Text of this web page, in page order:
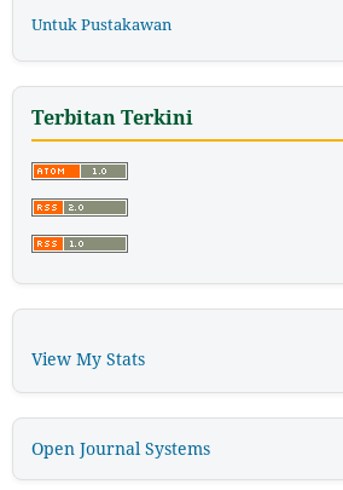
Untuk Pustakawan
Terbitan Terkini
View My Stats
Open Journal Systems